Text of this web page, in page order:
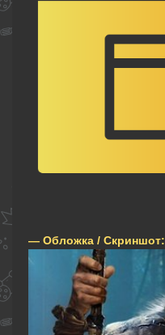
— Обложка / Скриншот: